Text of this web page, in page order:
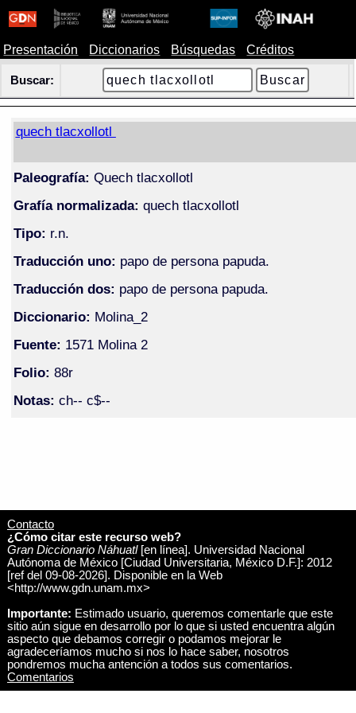
Presentación Diccionarios Búsquedas Créditos
Buscar:
quech tlacxollotl
Paleografía: Quech tlacxollotl
Grafía normalizada: quech tlacxollotl
Tipo: r.n.
Traducción uno: papo de persona papuda.
Traducción dos: papo de persona papuda.
Diccionario: Molina_2
Fuente: 1571 Molina 2
Folio: 88r
Notas: ch-- c$--
Contacto
¿Cómo citar este recurso web?
Gran Diccionario Náhuatl[en línea]. Universidad Nacional
Autónoma de México [Ciudad Universitaria, México D.F.]: 2012
[ref del 09-08-2026]. Disponible en la Web
<http://www.gdn.unam.mx>
Importante: Estimado usuario, queremos comentarle que este
sitio aún sigue en desarrollo por lo que si usted encuentra algún
aspecto que debamos corregir o podamos mejorar le
agradeceríamos mucho si nos lo hace saber, nosotros
pondremos mucha antención a todos sus comentarios.
Comentarios